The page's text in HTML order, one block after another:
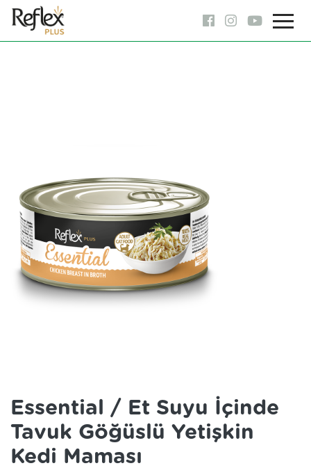
Essential / Et Suyu İçinde
Tavuk Göğüslü Yetişkin
Kedi Maması